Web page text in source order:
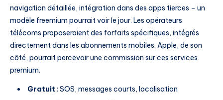
navigation détaillée, intégration dans des apps tierces – un
modèle freemium pourrait voir le jour. Les opérateurs
télécoms proposeraient des forfaits spécifiques, intégrés
directement dans les abonnements mobiles. Apple, de son
côté, pourrait percevoir une commission sur ces services
premium.
Gratuit : SOS, messages courts, localisation